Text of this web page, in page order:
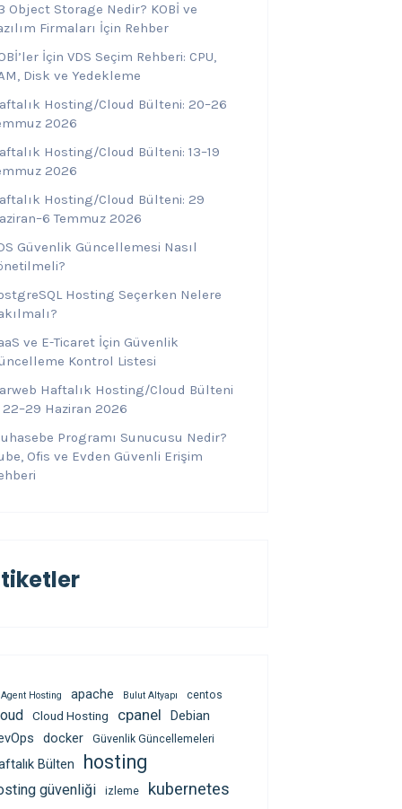
Object Storage Nedir? KOBİ ve
Firmaları İçin Rehber
İçin VDS Seçim Rehberi: CPU,
Disk ve Yedekleme
Hosting/Cloud Bülteni: 20–26
2026
Hosting/Cloud Bülteni: 13–19
2026
Hosting/Cloud Bülteni: 29
Temmuz 2026
Güvenlik Güncellemesi Nasıl
Hosting Seçerken Nelere
ve E-Ticaret İçin Güvenlik
Kontrol Listesi
Haftalık Hosting/Cloud Bülteni
Haziran 2026
Programı Sunucusu Nedir?
Ofis ve Evden Güvenli Erişim
Hosting apache Bulut Altyapı centos
Cloud Hosting cpanel
Debian
docker Güvenlik Güncellemeleri
Bülten hosting
güvenliği izleme kubernetes